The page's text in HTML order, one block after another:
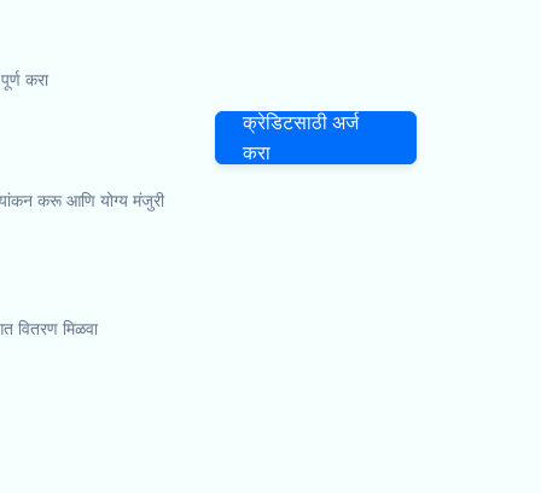
करा
करू आणि योग्य मंजुरी
वितरण मिळवा
क्रेडिटसाठी अर्ज
करा